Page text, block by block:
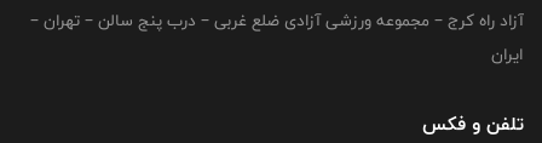
آزاد راه کرج – مجموعه ورزشی آزادی ضلع غربی – درب پنج سالن – تهران –
ایران
تلفن و فکس